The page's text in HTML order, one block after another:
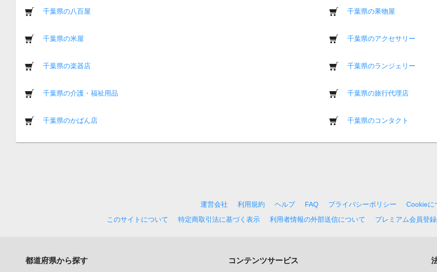
千葉県の八百屋 千葉県の果物屋
千葉県の米屋 千葉県のアクセサリー
千葉県の楽器店 千葉県のランジェリー
千葉県の介護・福祉用品 千葉県の旅行代理店
千葉県のかばん店 千葉県のコンタクト
運営会社 利用規約 ヘルプ FAQ プライバシーポリシー
Cookieに
このサイトについて
特定商取引法に基づく表示 利用者情報の外部送信について プレミアム会員登
都道府県から探す コンテンツサービス